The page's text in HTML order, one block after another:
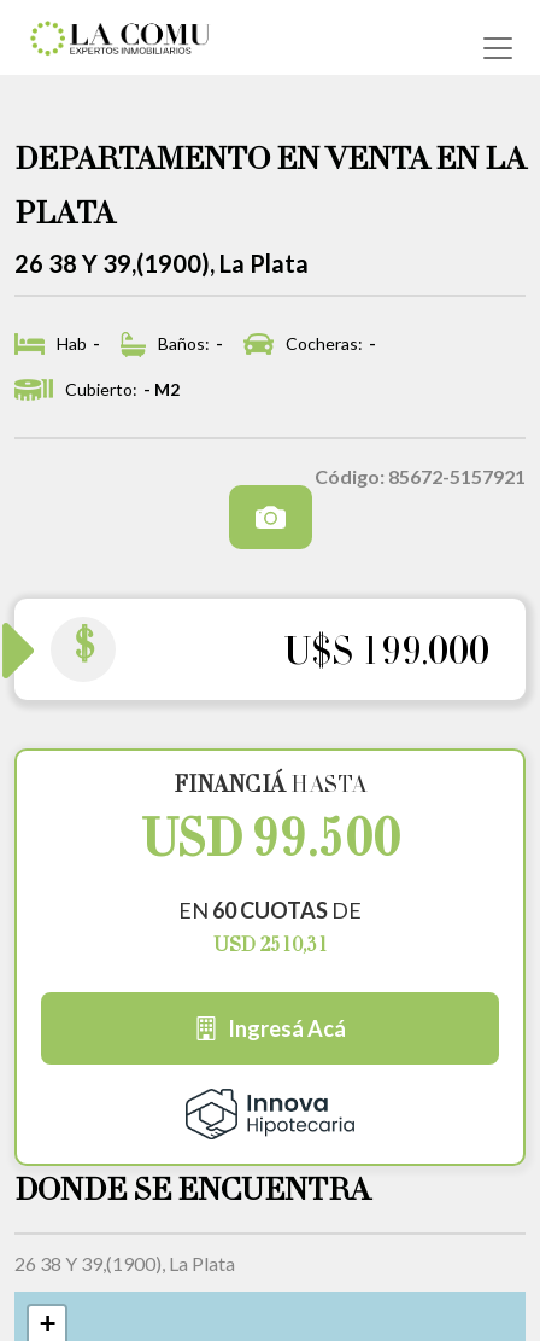
DEPARTAMENTO EN VENTA EN LA
PLATA
26 38 Y 39,(1900), La Plata
Hab - Baños: - Cocheras: -
Cubierto: - M2
Código: 85672-5157921
$ U$S 199.000
FINANCIÁHASTA
USD 99.500
EN 60 CUOTAS DE
USD 2510,31
Ingresá Acá
DONDE SE ENCUENTRA
26 38 Y 39,(1900), La Plata
+